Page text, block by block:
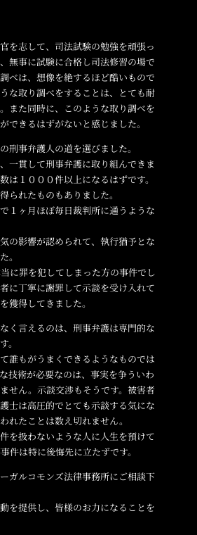
を志して、司法試験の勉強を頑張っ
無事に試験に合格し司法修習の場で
べは、想像を絶するほど酷いもので
な取り調べをすることは、とても耐
また同時に、このような取り調べを
できるはずがないと感じました。
刑事弁護人の道を選びました。
一貫して刑事弁護に取り組んできま
は１０００件以上になるはずです。
られたものもありました。
１ヶ月ほぼ毎日裁判所に通うような
の影響が認められて、執行猶予とな
。
に罪を犯してしまった方の事件でし
に丁寧に謝罪して示談を受け入れて
獲得してきました。
く言えるのは、刑事弁護は専門的な
。
誰もがうまくできるようなものでは
技術が必要なのは、事実を争ういわ
せん。示談交渉もそうです。被害者
士は高圧的でとても示談する気にな
れたことは数え切れません。
を扱わないような人に人生を預けて
件は特に後悔先に立たずです。
ガルコモンズ法律事務所にご相談下
を提供し、皆様のお力になることを